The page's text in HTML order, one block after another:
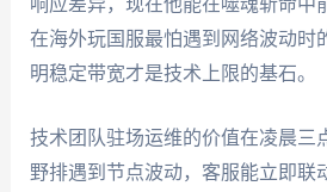
在海外玩国服最怕遇到网络波动时
明稳定带宽才是技术上限的基石。
技术团队驻场运维的价值在凌晨三
野排遇到节点波动，客服能立即联